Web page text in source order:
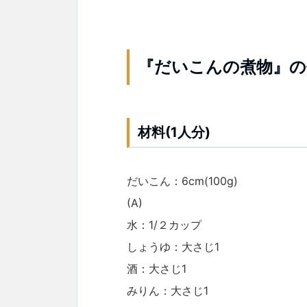
『だいこんの煮物』
材料(1人分)
だいこん：6cm(100g)
(A)
水：1/２カップ
しょうゆ：大さじ1
酒：大さじ1
みりん：大さじ1